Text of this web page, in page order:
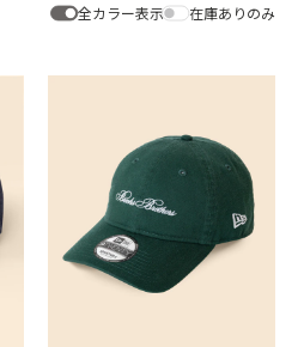
全カラー表示 在庫ありのみ